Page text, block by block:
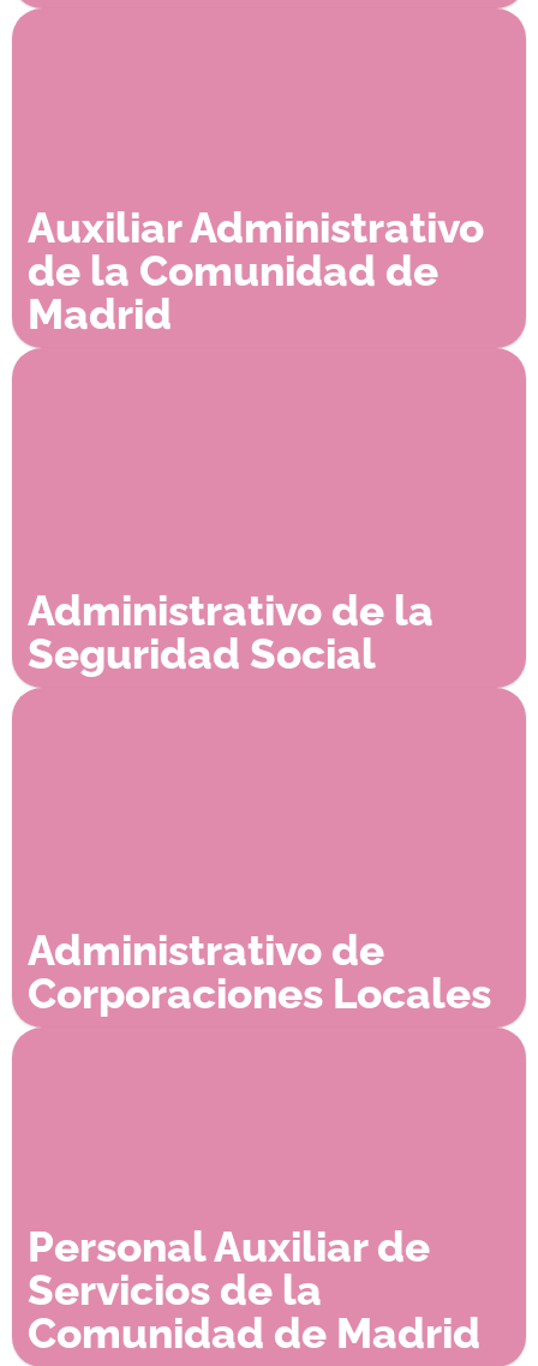
Auxiliar Administrativo
de la Comunidad de
Madrid
Administrativo de la
Seguridad Social
Administrativo de
Corporaciones Locales
Personal Auxiliar de
Servicios de la
Comunidad de Madrid